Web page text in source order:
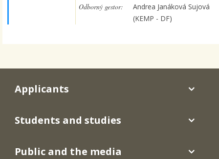
Odborný gestor:
Andrea Janáková Sujová
(KEMP - DF)
Applicants
Students and studies
Public and the media